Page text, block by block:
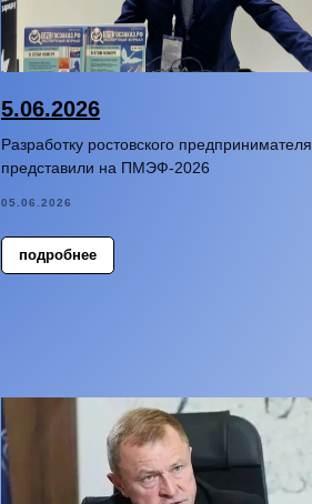
5.06.2026
Разработку ростовского предпринимателя
представили на ПМЭФ-2026
05.06.2026
подробнее